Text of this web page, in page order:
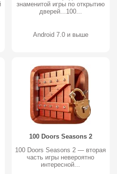
знаменитой игры по открытию
дверей...100...
Android 7.0 и выше
100 Doors Seasons 2
100 Doors Seasons 2 — вторая
часть игры невероятно
интересной...